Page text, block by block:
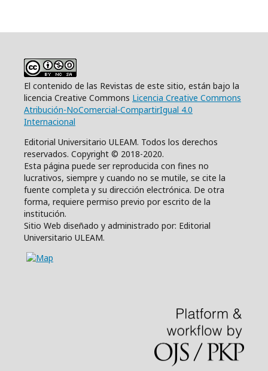
El contenido de las Revistas de este sitio, están bajo la
licencia Creative Commons Licencia Creative Commons
Atribución-NoComercial-CompartirIgual 4.0
Internacional
Editorial Universitario ULEAM. Todos los derechos
reservados. Copyright © 2018-2020.
Esta página puede ser reproducida con fines no
lucrativos, siempre y cuando no se mutile, se cite la
fuente completa y su dirección electrónica. De otra
forma, requiere permiso previo por escrito de la
institución.
Sitio Web diseñado y administrado por: Editorial
Universitario ULEAM.